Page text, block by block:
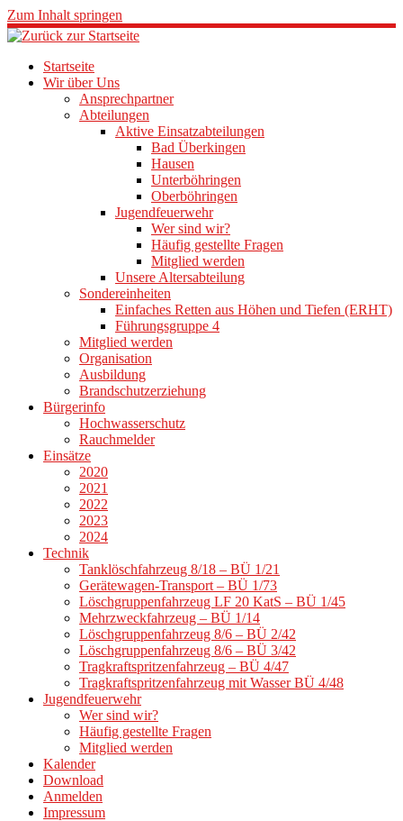
Zum Inhalt springen
Startseite
Wir über Uns
Ansprechpartner
Abteilungen
Aktive Einsatzabteilungen
Bad Überkingen
Hausen
Unterböhringen
Oberböhringen
Jugendfeuerwehr
Wer sind wir?
Häufig gestellte Fragen
Mitglied werden
Unsere Altersabteilung
Sondereinheiten
Einfaches Retten aus Höhen und Tiefen (ERHT)
Führungsgruppe 4
Mitglied werden
Organisation
Ausbildung
Brandschutzerziehung
Bürgerinfo
Hochwasserschutz
Rauchmelder
Einsätze
2020
2021
2022
2023
2024
Technik
Tanklöschfahrzeug 8/18 – BÜ 1/21
Gerätewagen-Transport – BÜ 1/73
Löschgruppenfahrzeug LF 20 KatS – BÜ 1/45
Mehrzweckfahrzeug – BÜ 1/14
Löschgruppenfahrzeug 8/6 – BÜ 2/42
Löschgruppenfahrzeug 8/6 – BÜ 3/42
Tragkraftspritzenfahrzeug – BÜ 4/47
Tragkraftspritzenfahrzeug mit Wasser BÜ 4/48
Jugendfeuerwehr
Wer sind wir?
Häufig gestellte Fragen
Mitglied werden
Kalender
Download
Anmelden
Impressum